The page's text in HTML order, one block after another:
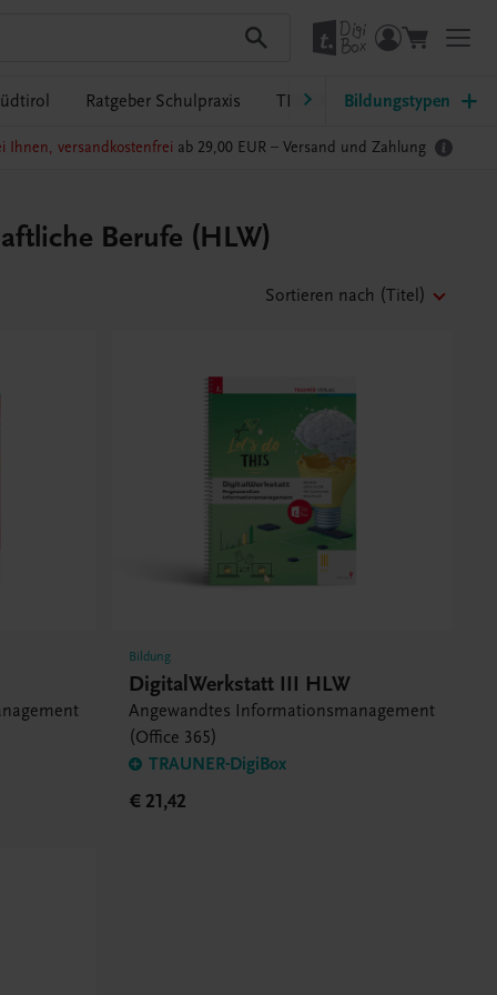
Ratgeber Schulpraxis TRAUNER-DigiBox
Bildungstypen
Ihnen, versandkostenfrei ab 29,00 EUR – Versand und Zahlung
Berufe (HLW)
Sortieren nach (Titel)
Bildung
DigitalWerkstatt III HLW
Angewandtes Informationsmanagement
(Office 365)
TRAUNER-DigiBox
€ 21,42